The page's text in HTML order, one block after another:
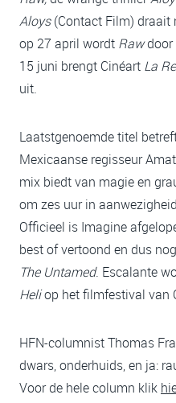
Aloys(Contact Film) draait
op 27 april wordt Rawdoor
15 juni brengt Cinéart La
uit.
Laatstgenoemde titel
Mexicaanse regisseur
mix biedt van magie en
om zes uur in
Officieel is Imagine
best of vertoond en dus
The Untamed. Escalante
Heliop het filmfestival van
HFN-columnist Thomas
dwars, onderhuids, en ja:
Voor de hele column klik